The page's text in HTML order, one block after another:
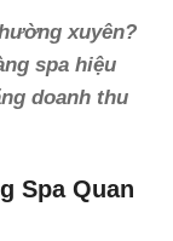
xuyên?
spa hiệu
doanh thu
Spa Quan